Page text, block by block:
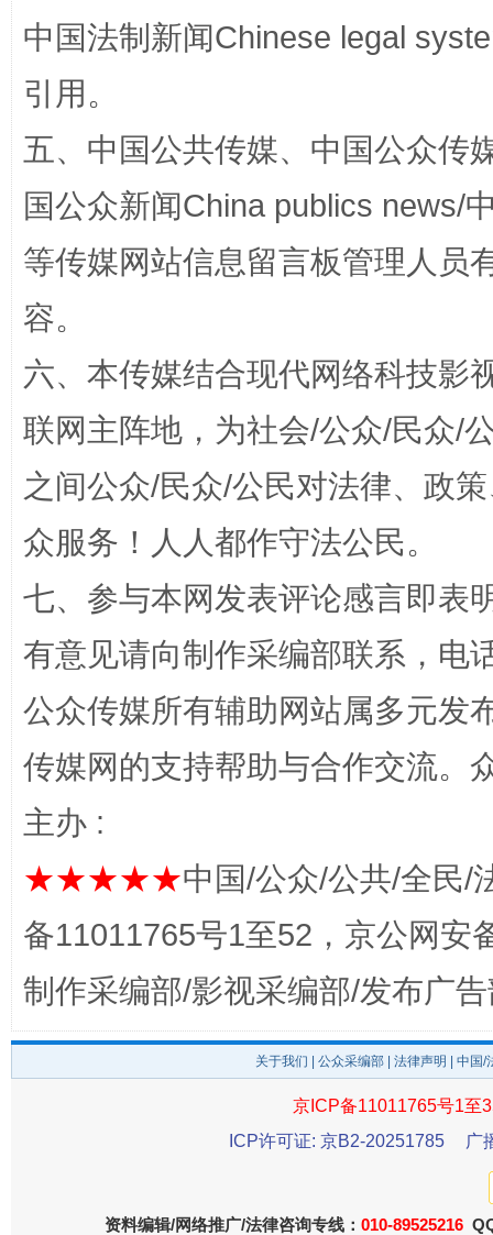
扯下公款旅游的“隐身衣” 如何以
“蜀中异人”王建安的艺术幻境
东山县通报“牛蛙产品抗生素超标问题” 法
中国法制新闻Chinese legal
引用。
五、中国公共传媒、中国公众传
国公众新闻China publics news/
等传媒网站信息留言板管理人员
容。
六、本传媒结合现代网络科技影
联网主阵地，为社会/公众/民众/
之间公众/民众/公民对法律、政
众服务！人人都作守法公民。
七、参与本网发表评论感言即表
有意见请向制作采编部联系，电
公众传媒所有辅助网站属多元发
传媒网的支持帮助与合作交流。
主办 :
★★★★★中国/公众/公共/全民/
备11011765号1至52，京公网安
制作采编部/影视采编部/发布广
关于我们 公众采编部 法律声明 | 中国
京ICP备11011765号1至
ICP许可证: 京B2-20251785
广
资料编辑/网络推广/法律咨询专线： 010-89525216